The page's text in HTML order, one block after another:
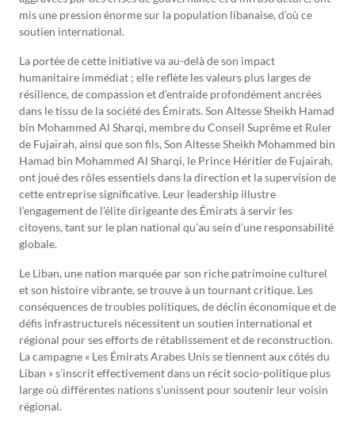
mis une pression énorme sur la population libanaise, d’où ce
soutien international.
La portée de cette initiative va au-delà de son impact
humanitaire immédiat ; elle reflète les valeurs plus larges de
résilience, de compassion et d’entraide profondément ancrées
dans le tissu de la société des Émirats. Son Altesse Sheikh Hamad
bin Mohammed Al Sharqi, membre du Conseil Suprême et Ruler
de Fujaïrah, ainsi que son fils, Son Altesse Sheikh Mohammed bin
Hamad bin Mohammed Al Sharqi, le Prince Héritier de Fujaïrah,
ont joué des rôles essentiels dans la direction et la supervision de
cette entreprise significative. Leur leadership illustre
l’engagement de l’élite dirigeante des Émirats à servir les
citoyens, tant sur le plan national qu’au sein d’une responsabilité
globale.
Le Liban, une nation marquée par son riche patrimoine culturel
et son histoire vibrante, se trouve à un tournant critique. Les
conséquences de troubles politiques, de déclin économique et de
défis infrastructurels nécessitent un soutien international et
régional pour ses efforts de rétablissement et de reconstruction.
La campagne « Les Émirats Arabes Unis se tiennent aux côtés du
Liban » s’inscrit effectivement dans un récit socio-politique plus
large où différentes nations s’unissent pour soutenir leur voisin
régional.